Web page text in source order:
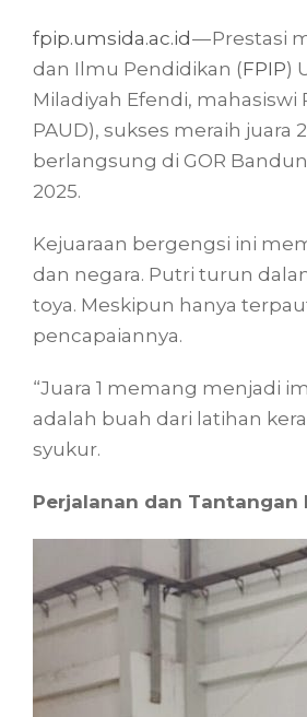
fpip.umsida.ac.id — Prestasi
dan Ilmu Pendidikan (FPIP)
Miladiyah Efendi, mahasiswi
PAUD), sukses meraih
berlangsung di GOR
2025.
Kejuaraan bergengsi ini
dan negara. Putri turun
toya. Meskipun hanya
pencapaiannya.
“Juara 1 memang menjadi
adalah buah dari latihan
syukur.
Perjalanan dan Tantangan